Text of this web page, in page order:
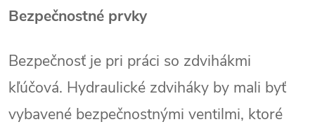
Bezpečnostné prvky
Bezpečnosť je pri práci so zdvihákmi
kľúčová. Hydraulické zdviháky by mali byť
vybavené bezpečnostnými ventilmi, ktoré